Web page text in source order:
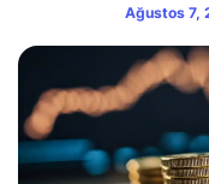
Ağustos 7,